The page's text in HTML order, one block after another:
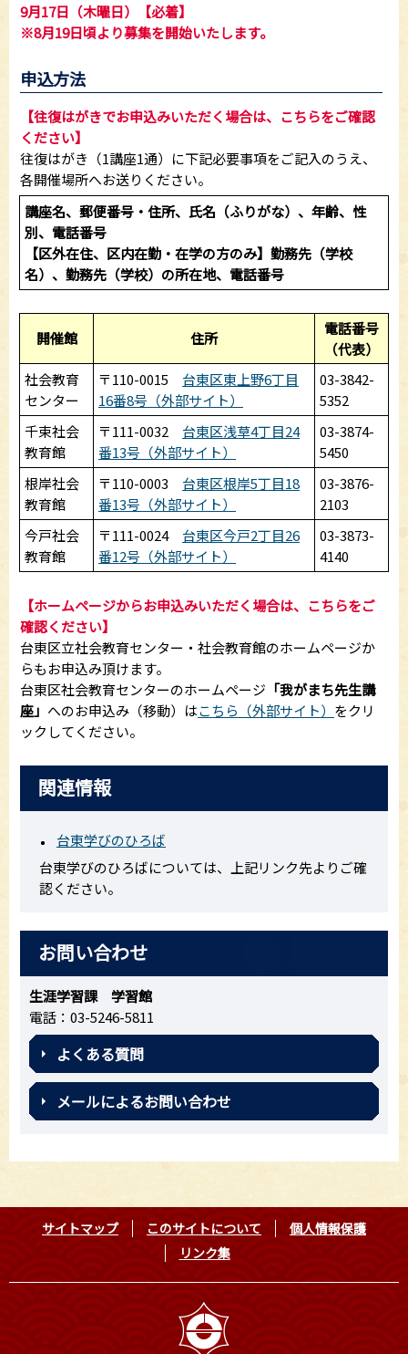
9月17日（木曜日）【必着】
※8月19日頃より募集を開始いたします。
申込方法
【往復はがきでお申込みいただく場合は、こちらをご確認
ください】
往復はがき（1講座1通）に下記必要事項をご記入のうえ、
各開催場所へお送りください。
講座名、郵便番号・住所、氏名（ふりがな）、年齢、性
別、電話番号
【区外在住、区内在勤・在学の方のみ】勤務先（学校
名）、勤務先（学校）の所在地、電話番号
開催館 住所
電話番号
（代表）
社会教育
センター
〒110-0015 台東区東上野6丁目
16番8号（外部サイト）
03-3842-
5352
千束社会
教育館
〒111-0032 台東区浅草4丁目24
番13号（外部サイト）
03-3874-
5450
根岸社会
教育館
〒110-0003 台東区根岸5丁目18
番13号（外部サイト）
03-3876-
2103
今戸社会
教育館
〒111-0024 台東区今戸2丁目26
番12号（外部サイト）
03-3873-
4140
【ホームページからお申込みいただく場合は、こちらをご
確認ください】
台東区立社会教育センター・社会教育館のホームページか
らもお申込み頂けます。
台東区社会教育センターのホームページ 「我がまち先生講
座」 へのお申込み（移動）はこちら（外部サイト） をクリ
ックしてください。
関連情報
台東学びのひろば
台東学びのひろばについては、上記リンク先よりご確
認ください。
お問い合わせ
生涯学習課 学習館
電話：03-5246-5811
よくある質問
メールによるお問い合わせ
サイトマップ このサイトについて
個人情報保護
リンク集